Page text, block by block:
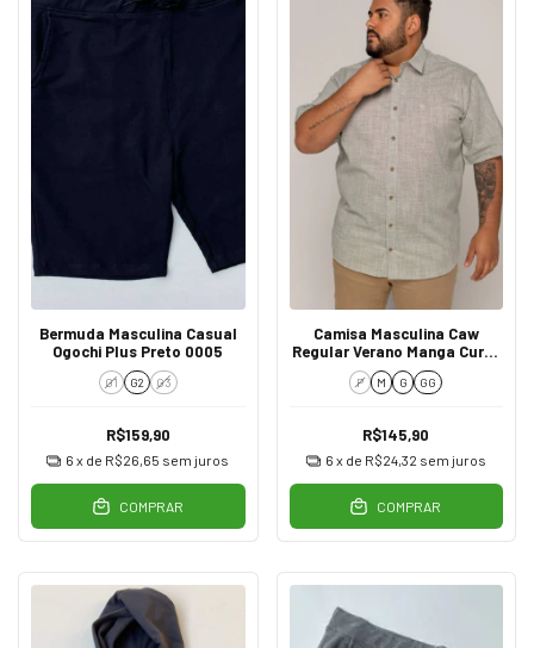
Bermuda Masculina Casual
Ogochi Plus Preto 0005
G1 G2 G3
R$159,90
6 x de R$26,65 sem juros
COMPRAR
Camisa Masculina Caw
Regular Verano Manga Curta
Verde
P M G GG
R$145,90
6 x de R$24,32 sem juros
COMPRAR